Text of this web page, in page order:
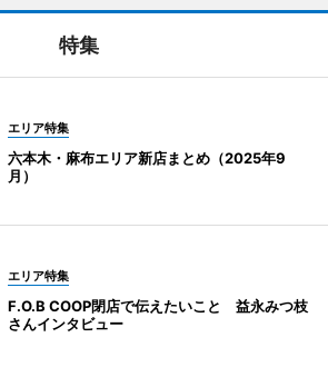
特集
エリア特集
六本木・麻布エリア新店まとめ（2025年9
月）
エリア特集
F.O.B COOP閉店で伝えたいこと 益永みつ枝
さんインタビュー